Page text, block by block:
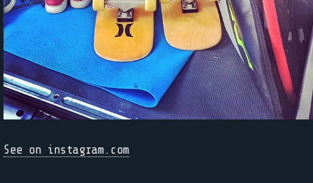
See on instagram.com